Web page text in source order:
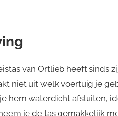
van Ortlieb heeft
niet uit welk voertuig je
hem waterdicht afsluiten,
je de tas gemakkelijk